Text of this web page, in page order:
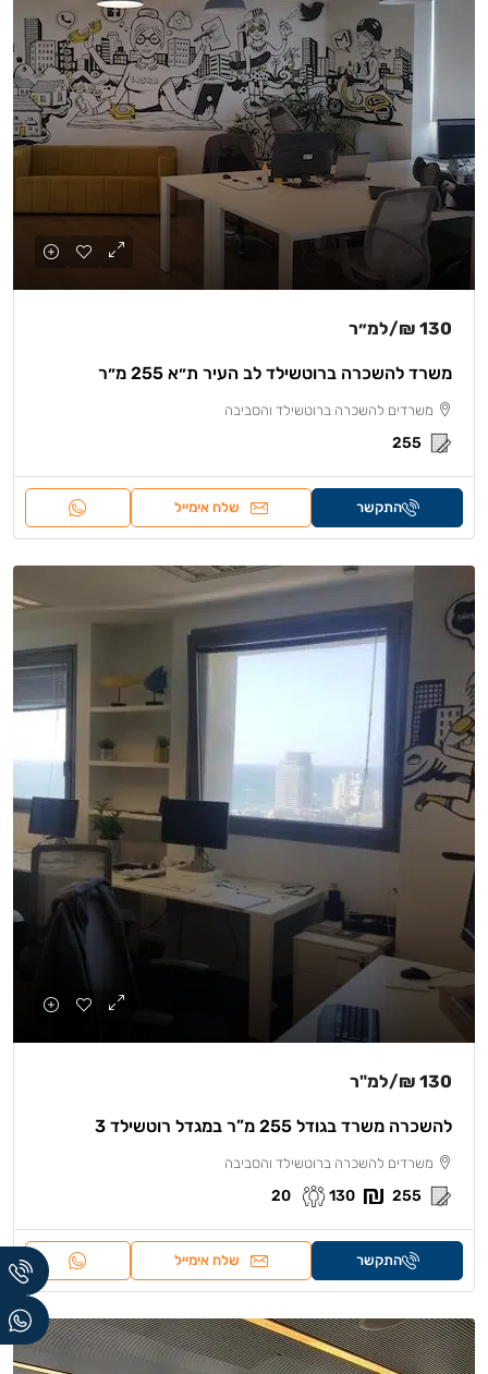
130 ₪ /למ״ר
משרד להשכרה ברוטשילד לב העיר ת״א 255 מ״ר
משרדים להשכרה ברוטשילד והסביבה
255
התקשר שלח אימייל
130 ₪ /למ"ר
להשכרה משרד בגודל 255 מ”ר במגדל רוטשילד 3
משרדים להשכרה ברוטשילד והסביבה
255
130
20
התקשר שלח אימייל